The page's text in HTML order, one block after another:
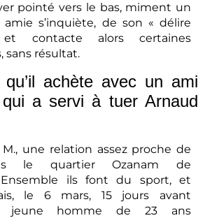
pointé vers le bas, miment un
amie s’inquiète, de son « délire
contacte alors certaines
sans résultat.
achète avec un ami
a servi à tuer Arnaud
M., une relation assez proche de
le quartier Ozanam de
Ensemble ils font du sport, et
le 6 mars, 15 jours avant
jeune homme de 23 ans